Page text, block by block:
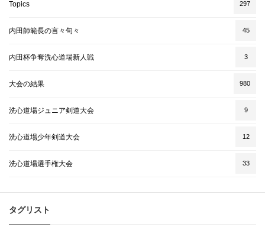
Topics 297
内田師範長の言々句々 45
内田杯争奪洗心道場新人戦 3
大会の結果 980
洗心道場ジュニア剣道大会 9
洗心道場少年剣道大会 12
洗心道場選手権大会 33
タグリスト